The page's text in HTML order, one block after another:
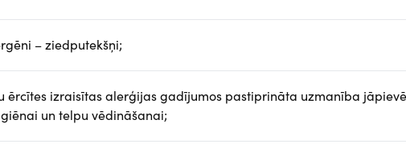
– ziedputekšņi;
ērcītes izraisītas alerģijas gadījumos pastiprināta uzmanība
un telpu vēdināšanai;